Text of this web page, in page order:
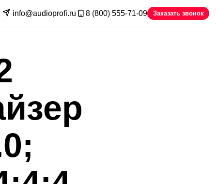
info@audioprofi.ru 8 (800) 555-71-09 Заказать звонок